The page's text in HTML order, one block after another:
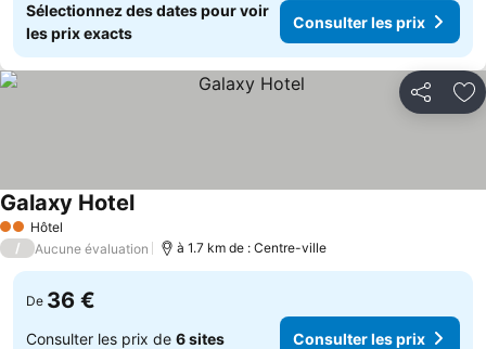
Sélectionnez des dates pour voir
les prix exacts
Consulter les prix
Partager
2 Étoiles
Hôtel
Galaxy HotelConsulter les prix
/ Aucune évaluation à 1.7 km de : Centre-ville
De 36 €
Consulter les prix de 6 sites Consulter les prix